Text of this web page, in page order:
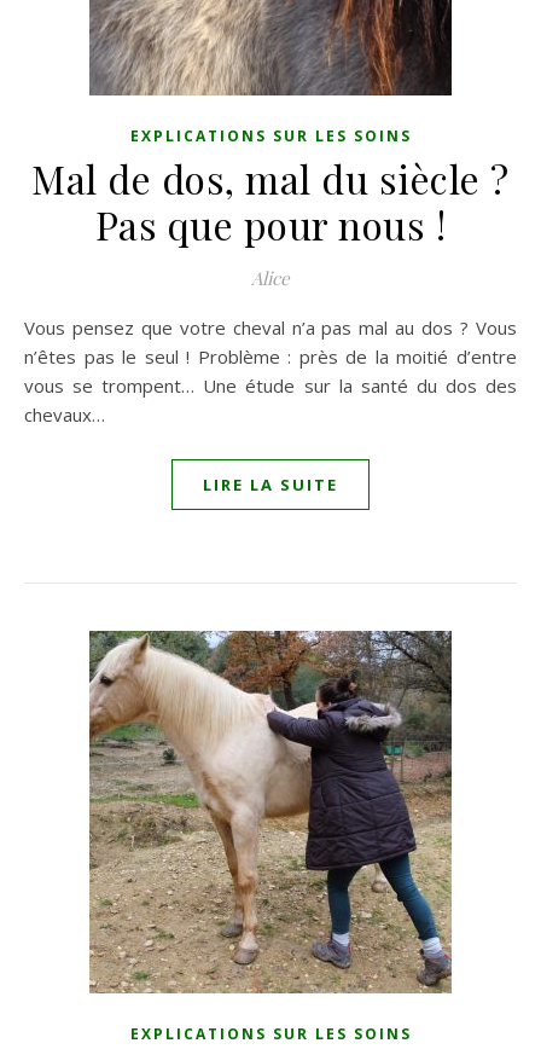
EXPLICATIONS SUR LES SOINS
Mal de dos, mal du siècle ?
Pas que pour nous !
Alice
Vous pensez que votre cheval n’a pas mal au dos ? Vous
n’êtes pas le seul ! Problème : près de la moitié d’entre
vous se trompent… Une étude sur la santé du dos des
chevaux…
LIRE LA SUITE
EXPLICATIONS SUR LES SOINS